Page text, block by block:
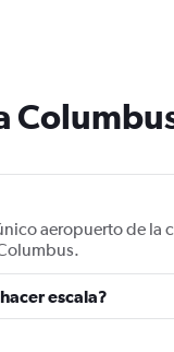
The
chart
1
displaying
values.
Range:
0
to
aeropuerto de la
escala?